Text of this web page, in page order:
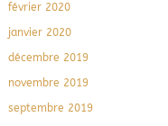
février 2020
janvier 2020
décembre 2019
novembre 2019
septembre 2019